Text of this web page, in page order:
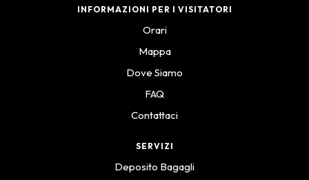
INFORMAZIONI PER I VISITATORI
Orari
Mappa
Dove Siamo
FAQ
Contattaci
SERVIZI
Deposito Bagagli